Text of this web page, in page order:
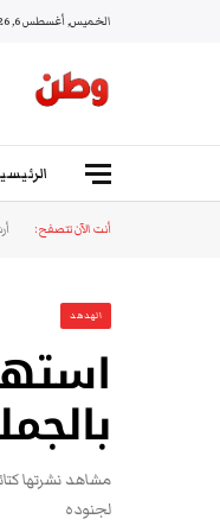
الخميس, أغسطس 6, 2026
أنت الآن تتصفح:
الهدهد
مشاهد نشرتها
لجنوده